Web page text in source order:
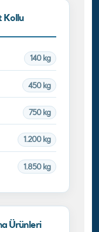
Kollu
140 kg
450 kg
750 kg
1.200 kg
1.850 kg
Ürünleri